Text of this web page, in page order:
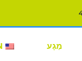
מַגָע